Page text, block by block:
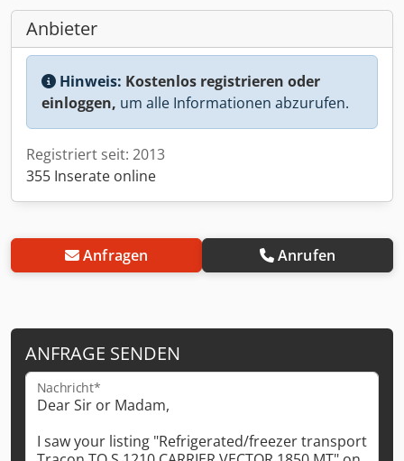
Anbieter
Hinweis: Kostenlos registrieren oder
einloggen, um alle Informationen abzurufen.
Registriert seit: 2013
355 Inserate online
Anfragen Anrufen
ANFRAGE SENDEN
Nachricht*